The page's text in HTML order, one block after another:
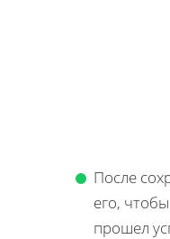
После
его,
прошел